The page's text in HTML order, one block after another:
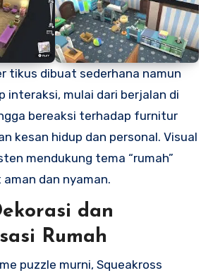
tikus dibuat sederhana namun
interaksi, mulai dari berjalan di
bereaksi terhadap furnitur
kesan hidup dan personal. Visual
mendukung tema “rumah”
dan nyaman.
dan
Rumah
puzzle murni, Squeakross